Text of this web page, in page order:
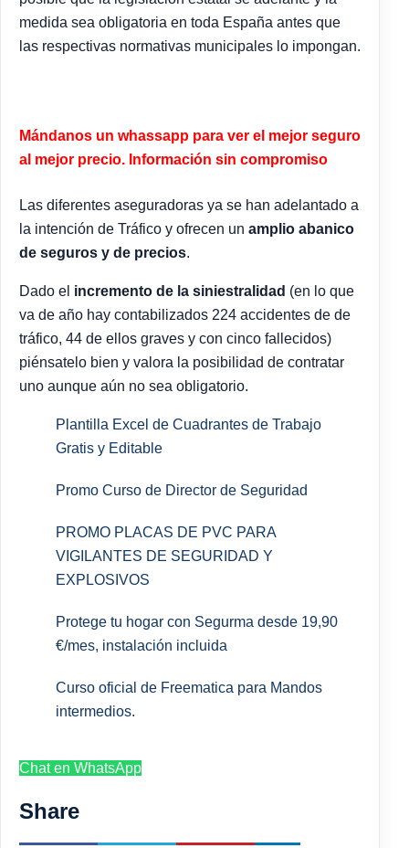
medida sea obligatoria en toda España antes que
las respectivas normativas municipales lo impongan.
Mándanos un whassapp para ver el mejor seguro
al mejor precio. Información sin compromiso
Las diferentes aseguradoras ya se han adelantado a
la intención de Tráfico y ofrecen un amplio abanico
de seguros y de precios.
Dado el incremento de la siniestralidad (en lo que
va de año hay contabilizados 224 accidentes de de
tráfico, 44 de ellos graves y con cinco fallecidos)
piénsatelo bien y valora la posibilidad de contratar
uno aunque aún no sea obligatorio.
Plantilla Excel de Cuadrantes de Trabajo
Gratis y Editable
Promo Curso de Director de Seguridad
PROMO PLACAS DE PVC PARA
VIGILANTES DE SEGURIDAD Y
EXPLOSIVOS
Protege tu hogar con Segurma desde 19,90
€/mes, instalación incluida
Curso oficial de Freematica para Mandos
intermedios.
Chat en WhatsApp
Share